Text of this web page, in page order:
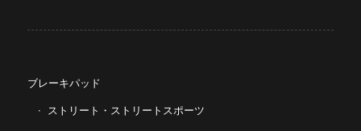
ブレーキパッド
ストリート・ストリートスポーツ